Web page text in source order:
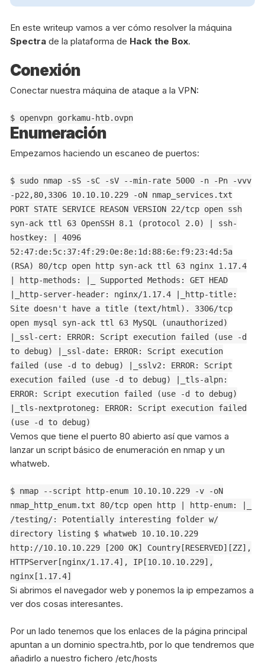
En este writeup vamos a ver cómo resolver la máquina
Spectra de la plataforma de Hack the Box.
Conexión
Conectar nuestra máquina de ataque a la VPN:
$ openvpn gorkamu-htb.ovpn
Enumeración
Empezamos haciendo un escaneo de puertos:
$ sudo nmap -sS -sC -sV --min-rate 5000 -n -Pn -vvv
-p22,80,3306 10.10.10.229 -oN nmap_services.txt
PORT STATE SERVICE REASON VERSION 22/tcp open ssh
syn-ack ttl 63 OpenSSH 8.1 (protocol 2.0) | ssh-
hostkey: | 4096
52:47:de:5c:37:4f:29:0e:8e:1d:88:6e:f9:23:4d:5a
(RSA) 80/tcp open http syn-ack ttl 63 nginx 1.17.4
| http-methods: |_ Supported Methods: GET HEAD
|_http-server-header: nginx/1.17.4 |_http-title:
Site doesn't have a title (text/html). 3306/tcp
open mysql syn-ack ttl 63 MySQL (unauthorized)
|_ssl-cert: ERROR: Script execution failed (use -d
to debug) |_ssl-date: ERROR: Script execution
failed (use -d to debug) |_sslv2: ERROR: Script
execution failed (use -d to debug) |_tls-alpn:
ERROR: Script execution failed (use -d to debug)
|_tls-nextprotoneg: ERROR: Script execution failed
(use -d to debug)
Vemos que tiene el puerto 80 abierto así que vamos a
lanzar un script básico de enumeración en nmap y un
whatweb.
$ nmap --script http-enum 10.10.10.229 -v -oN
nmap_http_enum.txt 80/tcp open http | http-enum: |_
/testing/: Potentially interesting folder w/
directory listing $ whatweb 10.10.10.229
http://10.10.10.229 [200 OK] Country[RESERVED][ZZ],
HTTPServer[nginx/1.17.4], IP[10.10.10.229],
nginx[1.17.4]
Si abrimos el navegador web y ponemos la ip empezamos a
ver dos cosas interesantes.
Por un lado tenemos que los enlaces de la página principal
apuntan a un dominio spectra.htb, por lo que tendremos que
añadirlo a nuestro fichero /etc/hosts